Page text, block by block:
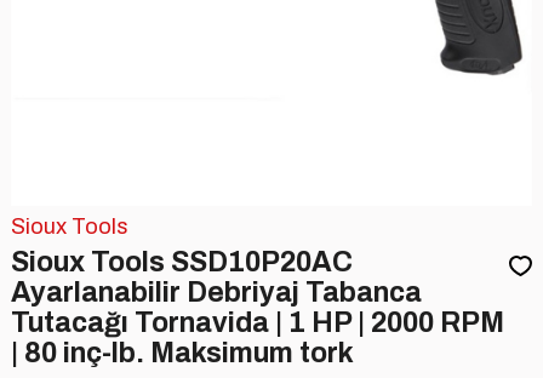
Sioux Tools
Sioux Tools SSD10P20AC
Ayarlanabilir Debriyaj Tabanca
Tutacağı Tornavida | 1 HP | 2000 RPM
| 80 inç-lb. Maksimum tork